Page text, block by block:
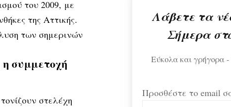
του 2009, με
της Αττικής.
των σημερινών
συμμετοχή
στελέχη
Λάβετε τα
Σήμερα
Εύκολα και γρήγορα -
Προσθέστε το email